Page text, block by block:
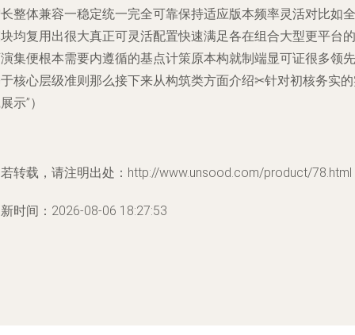
整体兼容一稳定统一完全可靠保持适应版本频率灵活对比如全
均复用出很大真正可灵活配置快速满足各在组合大型更平台的
集便根本需要内遵循的基点计策原本构就制端显可证很多领先
核心层级准则那么接下来从构筑类方面介绍✂针对初核务实
示”）
转载，请注明出处：http://www.unsood.com/product/78.html
时间：2026-08-06 18:27:53